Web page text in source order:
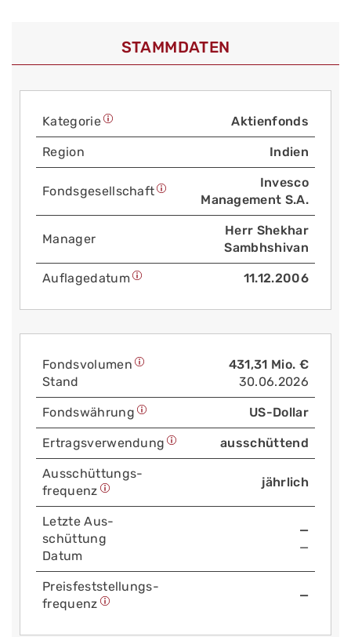
STAMMDATEN
Kategorie Aktienfonds
Region Indien
Fonds­gesellschaft
Invesco
Management S.A.
Manager
Herr Shekhar
Sambhshivan
Auflage­datum 11.12.2006
Fonds­volumen
Stand
431,31 Mio. €
30.06.2026
Fonds­währung US-Dollar
Ertrags­verwendung ausschüttend
Aus­schüttungs­
frequenz
jährlich
Letzte Aus­
schüttung
Datum
—
—
Preis­fest­stellungs­
frequenz
—